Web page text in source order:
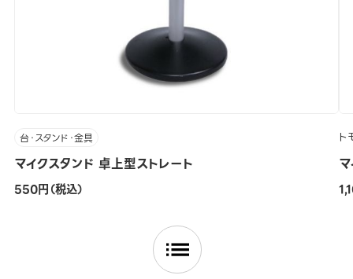
台・スタンド・金具
マイクスタンド 卓上型ストレート
550円（税込）
ト